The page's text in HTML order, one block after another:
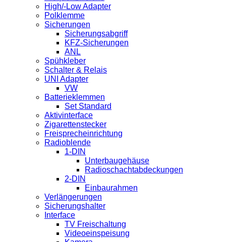
High/-Low Adapter
Polklemme
Sicherungen
Sicherungsabgriff
KFZ-Sicherungen
ANL
Spühkleber
Schalter & Relais
UNI Adapter
VW
Batterieklemmen
Set Standard
Aktivinterface
Zigarettenstecker
Freisprecheinrichtung
Radioblende
1-DIN
Unterbaugehäuse
Radioschachtabdeckungen
2-DIN
Einbaurahmen
Verlängerungen
Sicherungshalter
Interface
TV Freischaltung
Videoeinspeisung